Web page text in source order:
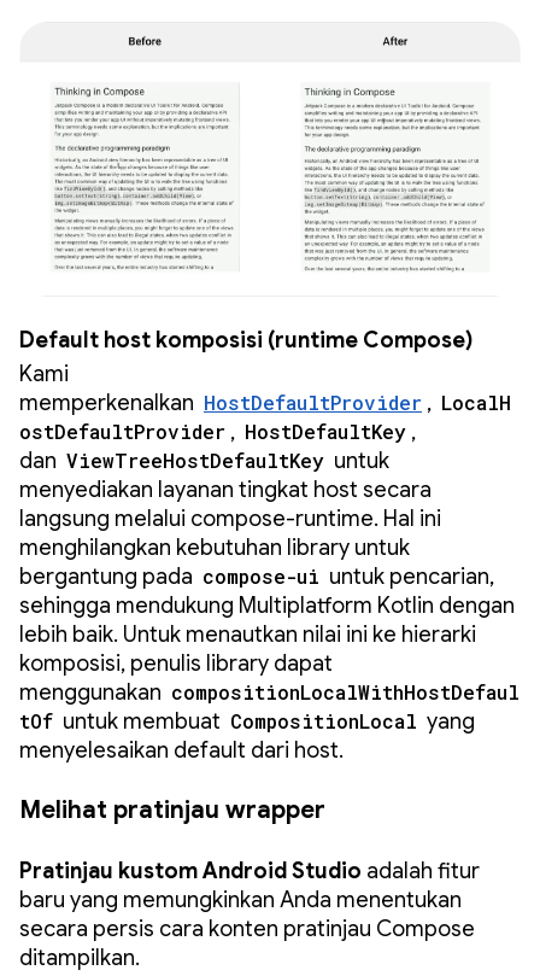
Default host komposisi (runtime Compose)
Kami
memperkenalkan HostDefaultProvider , LocalH
ostDefaultProvider , HostDefaultKey ,
dan ViewTreeHostDefaultKey untuk
menyediakan layanan tingkat host secara
langsung melalui compose-runtime. Hal ini
menghilangkan kebutuhan library untuk
bergantung pada compose-ui untuk pencarian,
sehingga mendukung Multiplatform Kotlin dengan
lebih baik. Untuk menautkan nilai ini ke hierarki
komposisi, penulis library dapat
menggunakan compositionLocalWithHostDefaul
tOf untuk membuat CompositionLocal yang
menyelesaikan default dari host.
Melihat pratinjau wrapper
Pratinjau kustom Android Studio adalah fitur
baru yang memungkinkan Anda menentukan
secara persis cara konten pratinjau Compose
ditampilkan.